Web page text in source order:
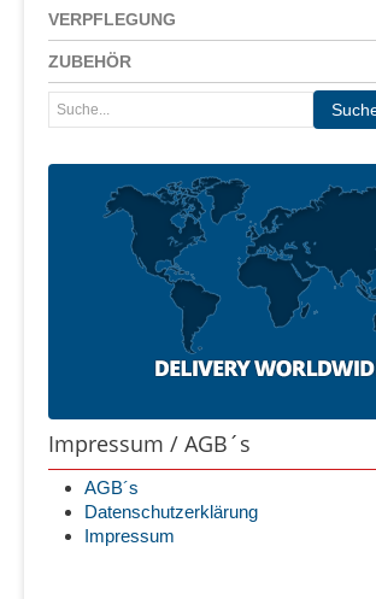
VERPFLEGUNG
ZUBEHÖR
Impressum / AGB´s
AGB´s
Datenschutzerklärung
Impressum